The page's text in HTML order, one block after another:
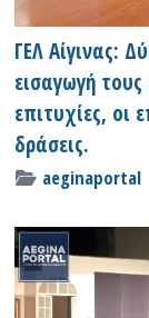
ΓΕΛ Αίγινας:
εισαγωγή
επιτυχίες, οι
δράσεις.
aeginaportal